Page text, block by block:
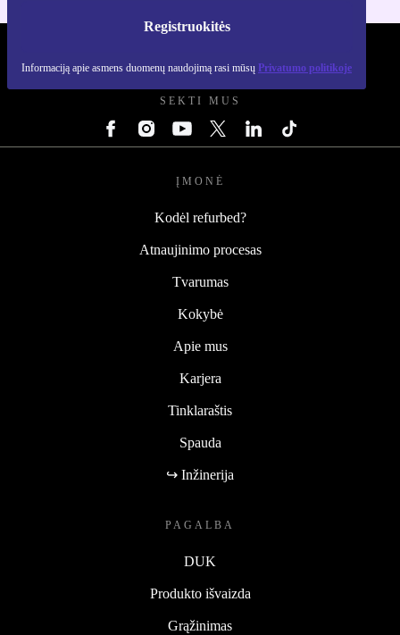
Registruokitės
Informaciją apie asmens duomenų naudojimą rasi mūsų Privatumo politikoje
SEKTI MUS
ĮMONĖ
Kodėl refurbed?
Atnaujinimo procesas
Tvarumas
Kokybė
Apie mus
Karjera
Tinklaraštis
Spauda
↪ Inžinerija
PAGALBA
DUK
Produkto išvaizda
Grąžinimas